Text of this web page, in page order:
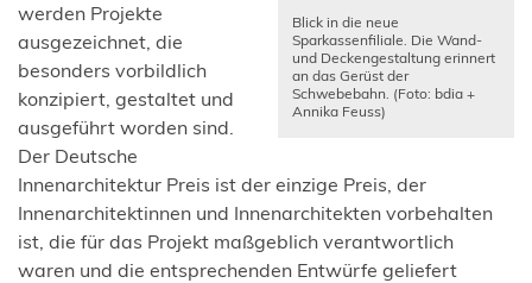
Blick in die neue
Sparkassenfiliale. Die Wand-
und Deckengestaltung erinnert
an das Gerüst der
Schwebebahn. (Foto: bdia +
Annika Feuss)
neuen
Tab)
werden Projekte
ausgezeichnet, die
besonders vorbildlich
konzipiert, gestaltet und
ausgeführt worden sind.
Der Deutsche
Innenarchitektur Preis ist der einzige Preis, der
Innenarchitektinnen und Innenarchitekten vorbehalten
ist, die für das Projekt maßgeblich verantwortlich
waren und die entsprechenden Entwürfe geliefert